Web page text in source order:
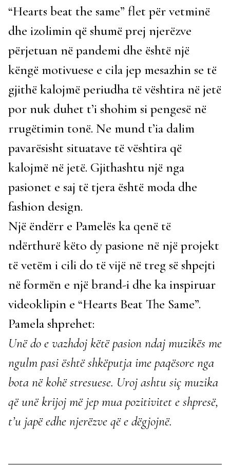
“Hearts beat the same” flet për vetminë
dhe izolimin që shumë prej njerëzve
përjetuan në pandemi dhe është një
këngë motivuese e cila jep mesazhin se të
gjithë kalojmë periudha të vështira në jetë
por nuk duhet t’i shohim si pengesë në
rrugëtimin tonë. Ne mund t’ia dalim
pavarësisht situatave të vështira që
kalojmë në jetë. Gjithashtu një nga
pasionet e saj të tjera është moda dhe
fashion design.
Një ëndërr e Pamelës ka qenë të
ndërthurë këto dy pasione në një projekt
të vetëm i cili do të vijë në treg së shpejti
në formën e një brand-i dhe ka inspiruar
videoklipin e “Hearts Beat The Same”.
Pamela shprehet:
Unë do e vazhdoj këtë pasion ndaj muzikës me
ngulm pasi është shkëputja ime paqësore nga
bota në kohë stresuese. Uroj ashtu siç muzika
që unë krijoj më jep mua pozitivitet e shpresë,
t’u japë edhe njerëzve që e dëgjojnë.